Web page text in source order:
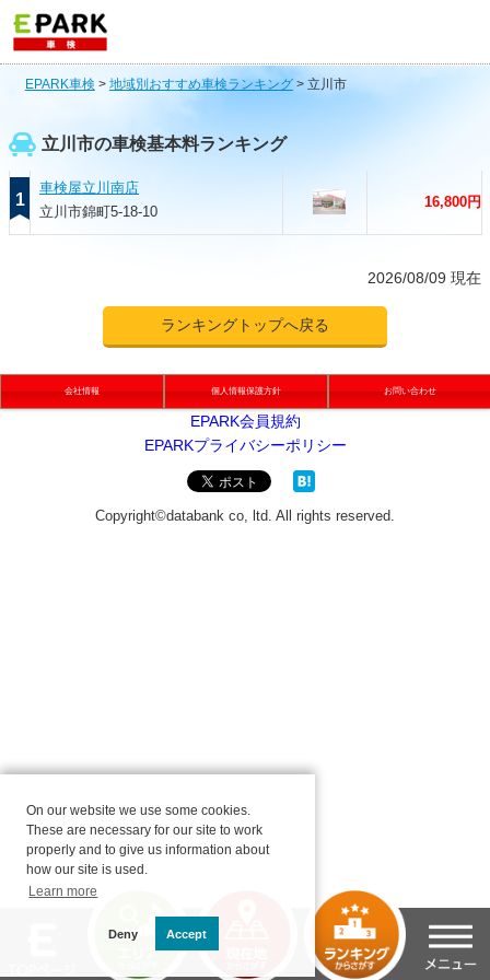
EPARK車検 > 地域別おすすめ車検ランキング> 立川市
立川市の車検基本料ランキング
1
車検屋立川南店
立川市錦町5-18-10
16,800円
2026/08/09 現在
ランキングトップへ戻る
会社情報 個人情報保護方針 お問い合わせ
On our website we use some cookies.
These are necessary for our site to work
properly and to give us information about
how our site is used.
Learn more
Deny Accept